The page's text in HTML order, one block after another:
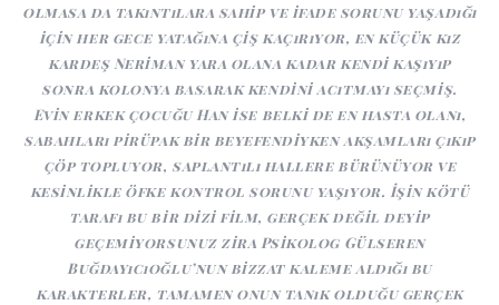
olmasa da takıntılara sahip ve ifade sorunu yaşadığı
için her gece yatağına çiş kaçırıyor, en küçük kız
kardeş Neriman yara olana kadar kendi kaşıyıp
sonra kolonya basarak kendini acıtmayı seçmiş.
Evin erkek çocuğu Han ise belki de en hasta olanı,
sabahları pirüpak bir beyefendiyken akşamları çıkıp
çöp topluyor, saplantılı hallere bürünüyor ve
kesinlikle öfke kontrol sorunu yaşıyor. İşin kötü
tarafı bu bir dizi film, gerçek değil deyip
geçemiyorsunuz zira Psikolog Gülseren
Buğdayıcıoğlu’nun bizzat kaleme aldığı bu
karakterler, tamamen onun tanık olduğu gerçek